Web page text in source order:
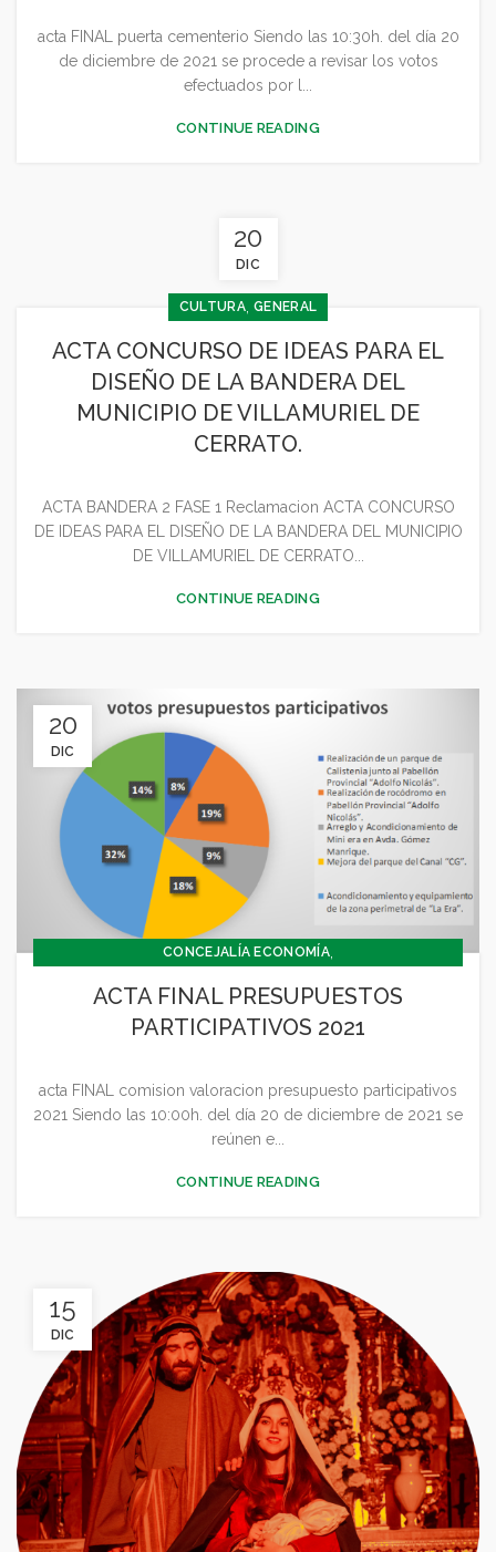
acta FINAL puerta cementerio Siendo las 10:30h. del día 20
de diciembre de 2021 se procede a revisar los votos
efectuados por l...
CONTINUE READING
20
DIC
CULTURA GENERAL
ACTA CONCURSO DE IDEAS PARA EL
DISEÑO DE LA BANDERA DEL
MUNICIPIO DE VILLAMURIEL DE
CERRATO.
ACTA BANDERA 2 FASE 1 Reclamacion ACTA CONCURSO
DE IDEAS PARA EL DISEÑO DE LA BANDERA DEL MUNICIPIO
DE VILLAMURIEL DE CERRATO...
CONTINUE READING
20
DIC
CONCEJALÍA ECONOMÍA,
GENERAL
ACTA FINAL PRESUPUESTOS
PARTICIPATIVOS 2021
acta FINAL comision valoracion presupuesto participativos
2021 Siendo las 10:00h. del día 20 de diciembre de 2021 se
reúnen e...
CONTINUE READING
15
DIC